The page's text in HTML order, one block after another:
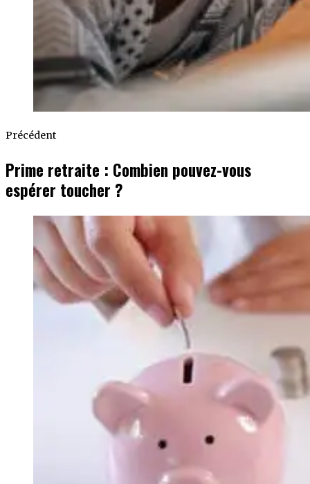
Précédent
Prime retraite : Combien pouvez-vous
espérer toucher ?